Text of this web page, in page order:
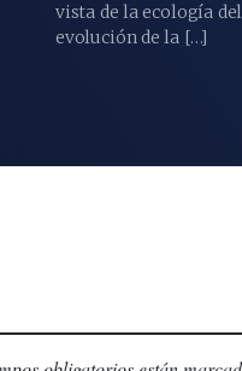
vista de la ecología
evolución de la […]